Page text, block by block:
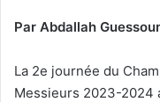
Par Abdallah
La 2e journée du
Messieurs 2023-2024